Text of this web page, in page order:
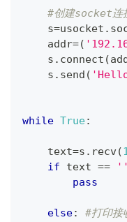
#创建socket连
    s
=usocket .
    addr
=(
    s
. connect (
    s
. send (
while True:
    text
=s . recv(
if text == ''
pass
else:
#打印